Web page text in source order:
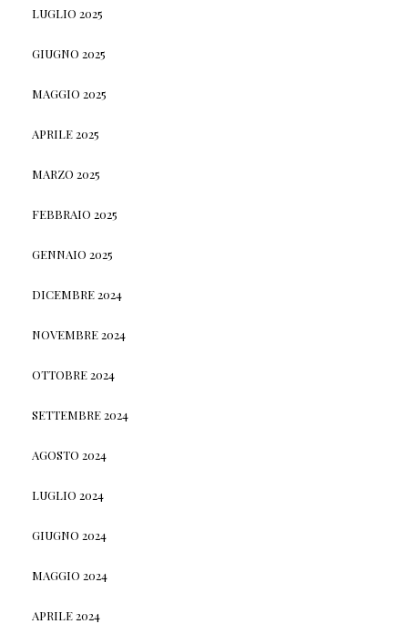
LUGLIO 2025
GIUGNO 2025
MAGGIO 2025
APRILE 2025
MARZO 2025
FEBBRAIO 2025
GENNAIO 2025
DICEMBRE 2024
NOVEMBRE 2024
OTTOBRE 2024
SETTEMBRE 2024
AGOSTO 2024
LUGLIO 2024
GIUGNO 2024
MAGGIO 2024
APRILE 2024